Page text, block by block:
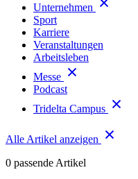
Unternehmen
Sport
Karriere
Veranstaltungen
Arbeitsleben
Messe
Podcast
Tridelta Campus
Alle Artikel anzeigen
0 passende Artikel